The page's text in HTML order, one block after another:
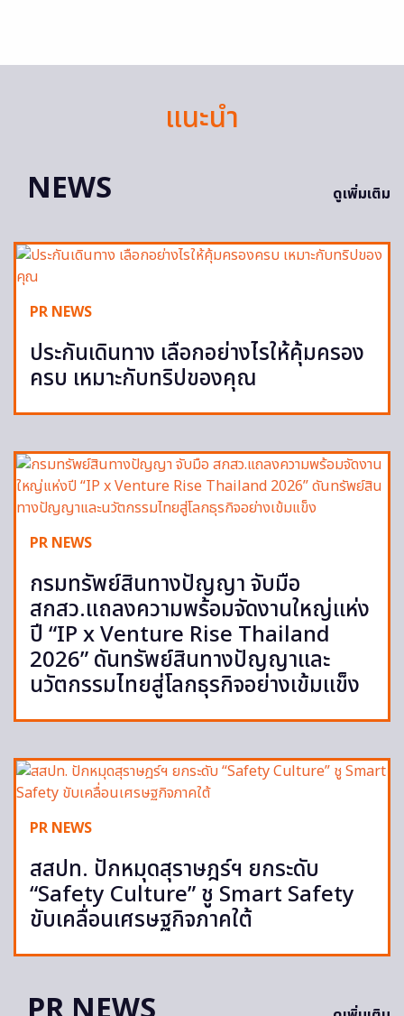
แนะนำ
NEWS
ดูเพิ่มเติม
PR NEWS
ประกันเดินทาง เลือกอย่างไรให้คุ้มครอง
ครบ เหมาะกับทริปของคุณ
PR NEWS
กรมทรัพย์สินทางปัญญา จับมือ
สกสว.แถลงความพร้อมจัดงานใหญ่แห่ง
ปี “IP x Venture Rise Thailand
2026” ดันทรัพย์สินทางปัญญาและ
นวัตกรรมไทยสู่โลกธุรกิจอย่างเข้มแข็ง
PR NEWS
สสปท. ปักหมุดสุราษฎร์ฯ ยกระดับ
“Safety Culture” ชู Smart Safety
ขับเคลื่อนเศรษฐกิจภาคใต้